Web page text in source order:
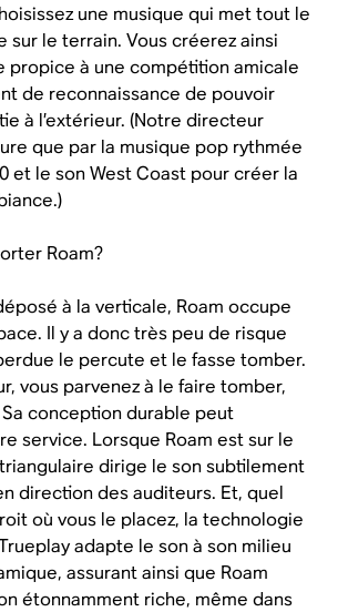
une musique qui met tout le
sur le terrain. Vous créerez ainsi
propice à une compétition amicale
de reconnaissance de pouvoir
à l’extérieur. (Notre directeur
que par la musique pop rythmée
et le son West Coast pour créer la
Roam?
à la verticale, Roam occupe
Il y a donc très peu de risque
le percute et le fasse tomber.
vous parvenez à le faire tomber,
conception durable peut
service. Lorsque Roam est sur le
dirige le son subtilement
direction des auditeurs. Et, quel
où vous le placez, la technologie
adapte le son à son milieu
assurant ainsi que Roam
étonnamment riche, même dans